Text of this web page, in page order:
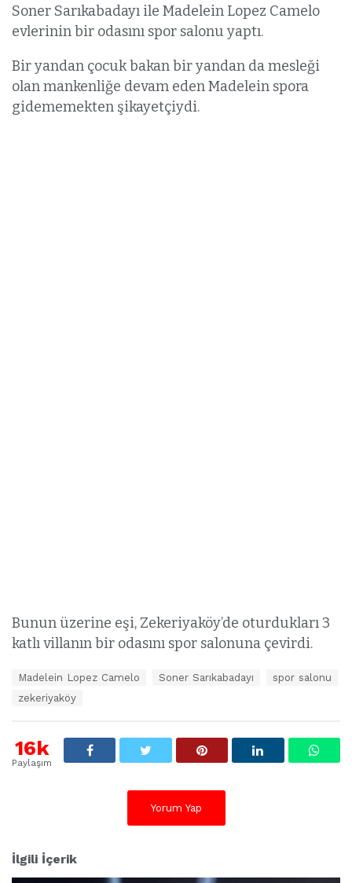
Soner Sarıkabadayı ile Madelein Lopez Camelo
evlerinin bir odasını spor salonu yaptı.
Bir yandan çocuk bakan bir yandan da mesleği
olan mankenliğe devam eden Madelein spora
gidememekten şikayetçiydi.
Bunun üzerine eşi, Zekeriyaköy’de oturdukları 3
katlı villanın bir odasını spor salonuna çevirdi.
t
l
Madelein Lopez Camelo Soner Sarıkabadayı
spor salonu
zekeriyaköy
16k
Paylaşım
Yorum Yap
İlgili İçerik